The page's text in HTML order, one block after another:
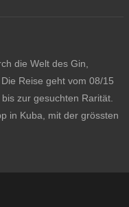
die Welt des Gin,
Reise geht vom 08/15
zur gesuchten Rarität.
in Kuba, mit der grössten